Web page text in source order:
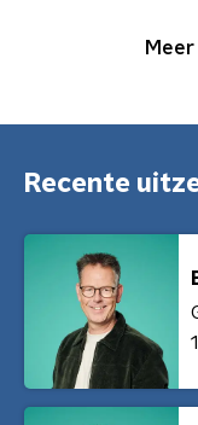
Recente